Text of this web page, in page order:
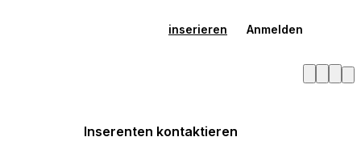
inserieren Anmelden
Inserenten kontaktieren